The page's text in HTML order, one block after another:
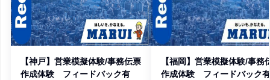
【神戸】営業模擬体験/事務伝票
作成体験 フィードバック有
【福岡】営業模擬体験/事務
作成体験 フィードバック有